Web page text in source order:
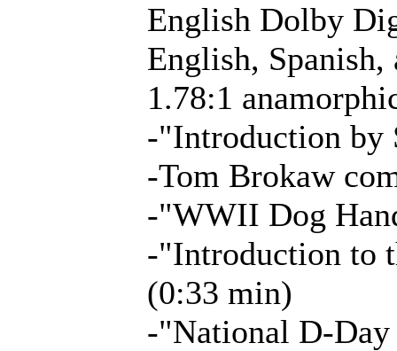
English Dolby
English, Spanish,
1.78:1
-"Introduction by
-Tom Brokaw
-"WWII Dog
-"Introduction to
(0:33 min)
-"National D-